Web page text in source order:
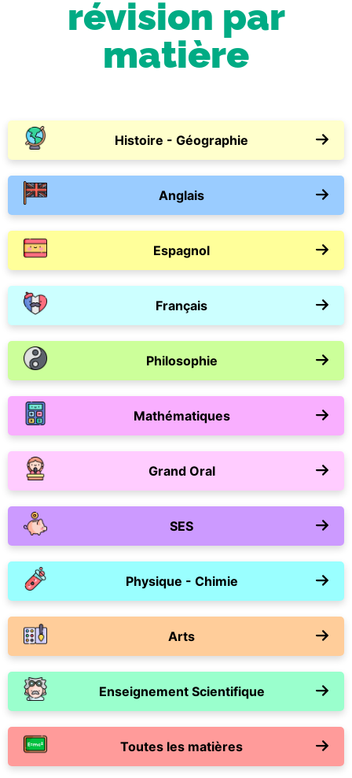
révision par
matière
Histoire - Géographie
Anglais
Espagnol
Français
Philosophie
Mathématiques
Grand Oral
SES
Physique - Chimie
Arts
Enseignement Scientifique
Toutes les matières